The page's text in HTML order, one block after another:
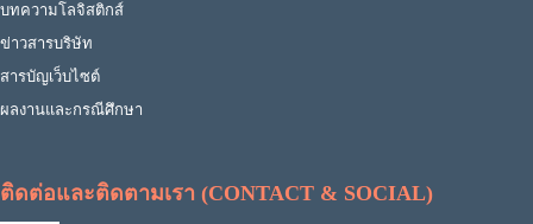
บทความโลจิสติกส์
ข่าวสารบริษัท
สารบัญเว็บไซต์
ผลงานและกรณีศึกษา
ติดต่อและติดตามเรา (CONTACT & SOCIAL)